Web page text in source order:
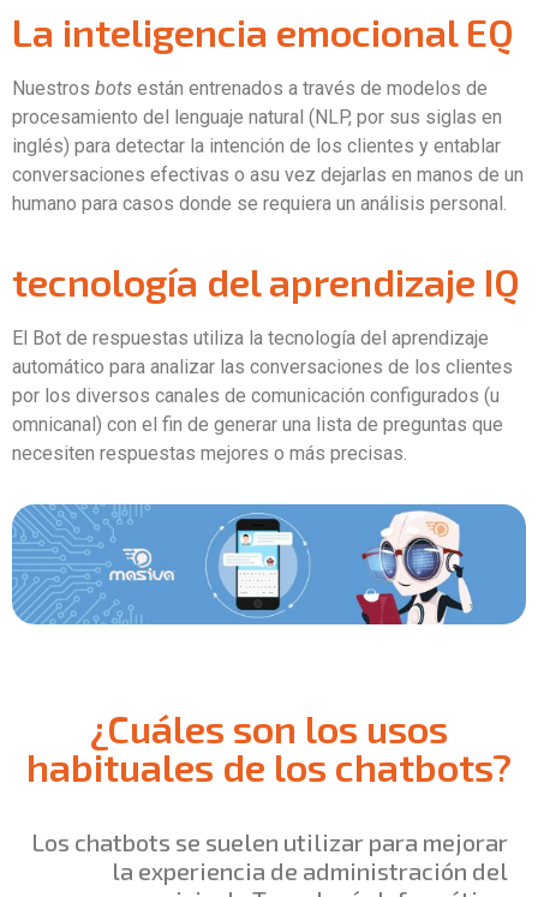
La inteligencia emocional EQ
Nuestros bots están entrenados a través de modelos de
procesamiento del lenguaje natural (NLP, por sus siglas en
inglés) para detectar la intención de los clientes y entablar
conversaciones efectivas o asu vez dejarlas en manos de un
humano para casos donde se requiera un análisis personal.
tecnología del aprendizaje IQ
El Bot de respuestas utiliza la tecnología del aprendizaje
automático para analizar las conversaciones de los clientes
por los diversos canales de comunicación configurados (u
omnicanal) con el fin de generar una lista de preguntas que
necesiten respuestas mejores o más precisas.
¿Cuáles son los usos
habituales de los chatbots?
Los chatbots se suelen utilizar para mejorar
la experiencia de administración del